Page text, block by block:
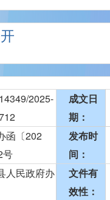
2025-
成文日
期：
函〔202
号
发布时
间：
人民政府办
文件有
效性：